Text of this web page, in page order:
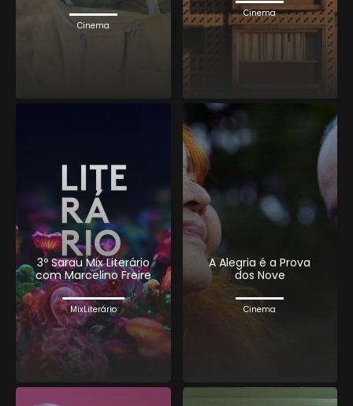
Cinema
Cinema
3º Sarau Mix Literário
com Marcelino Freire
MixLiterário
A Alegria é a Prova
dos Nove
Cinema